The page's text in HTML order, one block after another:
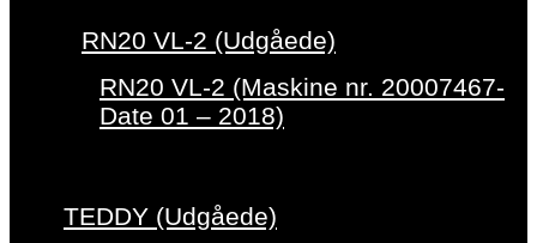
RN20 VL-2 (Udgåede)
RN20 VL-2 (Maskine nr. 20007467-
Date 01 – 2018)
TEDDY (Udgåede)